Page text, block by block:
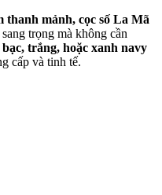
thanh mảnh, cọc số La Mã
trọng mà không cần
bạc, trắng, hoặc xanh navy
cấp và tinh tế.